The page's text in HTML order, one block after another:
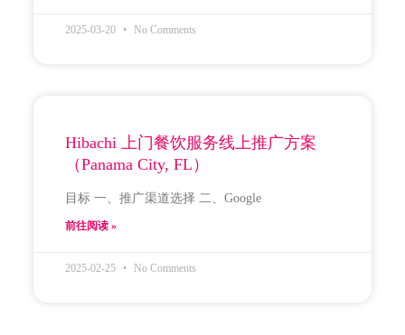
2025-03-20 No Comments
Hibachi 上门餐饮服务线上推广方案
（Panama City, FL）
目标 一、推广渠道选择 二、Google
前往阅读 »
2025-02-25 No Comments